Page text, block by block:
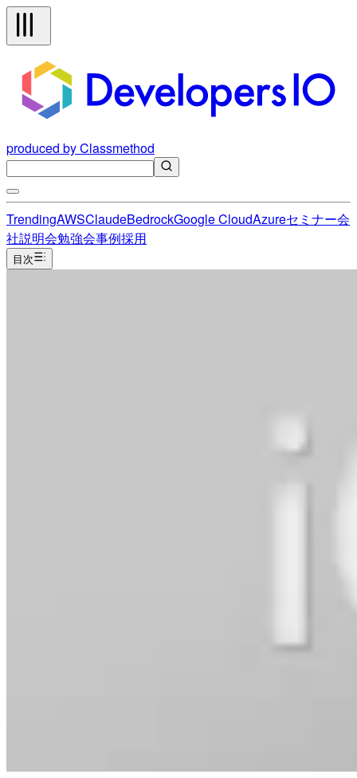
produced by Classmethod
TrendingAWSClaudeBedrockGoogle CloudAzureセミナー会
社説明会勉強会事例採用
目次